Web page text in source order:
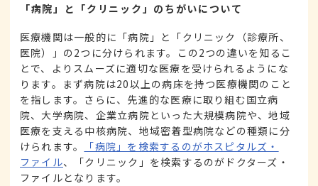
「病院」と「クリニック」のちがいについて
医療機関は一般的に「病院」と「クリニック（診療所、
医院）」の2つに分けられます。この2つの違いを知るこ
とで、よりスムーズに適切な医療を受けられるようにな
ります。まず病院は20以上の病床を持つ医療機関のこと
を指します。さらに、先進的な医療に取り組む国立病
院、大学病院、企業立病院といった大規模病院や、地域
医療を支える中核病院、地域密着型病院などの種類に分
けられます。
「病院」を検索するのがホスピタルズ・
ファイル、「クリニック」を検索するのがドクターズ・
ファイルとなります。